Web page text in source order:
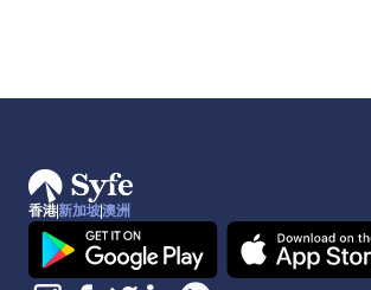
香港新加坡澳洲